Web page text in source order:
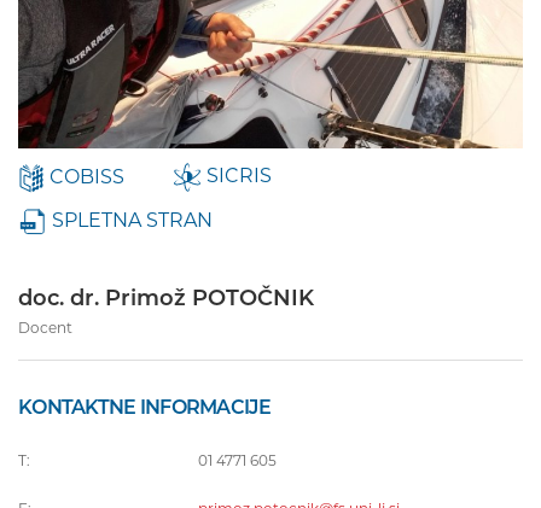
COBISS
SICRIS
SPLETNA STRAN
doc. dr. Primož POTOČNIK
Docent
KONTAKTNE INFORMACIJE
T: 01 4771 605